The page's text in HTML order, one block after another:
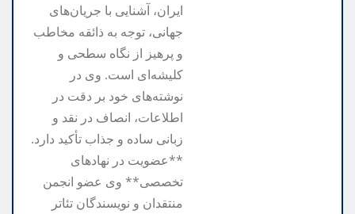
ایران، آشنایی با جریان‌های
جهانی، توجه به ذائقه مخاطب
و پرهیز از نگاه سطحی و
کلیشه‌ای است. وی در
نوشته‌های خود بر دقت در
اطلاعات، انصاف در نقد و
زبانی ساده و جذاب تأکید دارد.
**عضویت در نهادهای
تخصصی** وی عضو انجمن
منتقدان و نویسندگان تئاتر